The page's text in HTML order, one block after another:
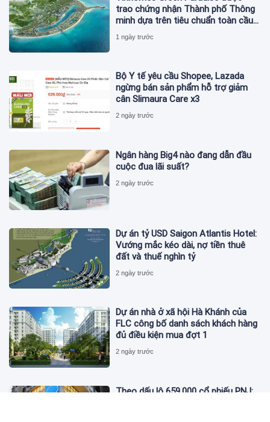
trao chứng nhận Thành phố Thông
minh dựa trên tiêu chuẩn toàn cầu
ISO 37122
1 ngày trước
Bộ Y tế yêu cầu Shopee, Lazada
ngừng bán sản phẩm hỗ trợ giảm
cân Slimaura Care x3
2 ngày trước
Ngân hàng Big4 nào đang dẫn đầu
cuộc đua lãi suất?
2 ngày trước
Dự án tỷ USD Saigon Atlantis Hotel:
Vướng mắc kéo dài, nợ tiền thuê
đất và thuế nghìn tỷ
2 ngày trước
Dự án nhà ở xã hội Hà Khánh của
FLC công bố danh sách khách hàng
đủ điều kiện mua đợt 1
2 ngày trước
Theo dấu lô 659.000 cổ phiếu PNJ: